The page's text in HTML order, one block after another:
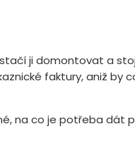
ji domontovat a
faktury, aniž by
na co je potřeba dát